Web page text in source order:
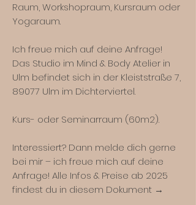
Raum, Workshopraum, Kursraum oder
Yogaraum.
Ich freue mich auf deine Anfrage!
Das Studio im Mind & Body Atelier in
Ulm befindet sich in der Kleiststraße 7,
89077 Ulm im Dichterviertel.
Kurs- oder Seminarraum (60m2).
Interessiert? Dann melde dich gerne
bei mir – ich freue mich auf deine
Anfrage! Alle Infos & Preise ab 2025
findest du in diesem Dokument →